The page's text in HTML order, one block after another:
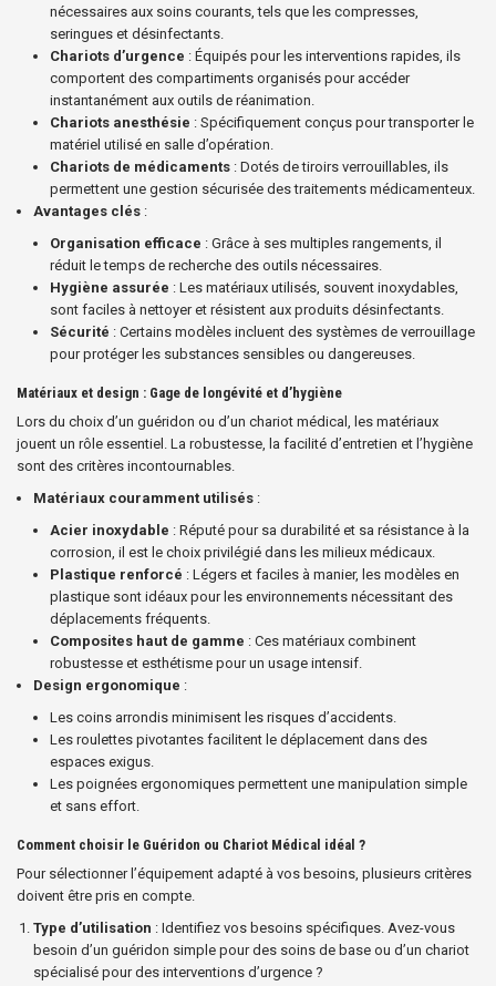
nécessaires aux soins courants, tels que les compresses,
seringues et désinfectants.
Chariots d’urgence : Équipés pour les interventions rapides, ils
comportent des compartiments organisés pour accéder
instantanément aux outils de réanimation.
Chariots anesthésie : Spécifiquement conçus pour transporter le
matériel utilisé en salle d’opération.
Chariots de médicaments : Dotés de tiroirs verrouillables, ils
permettent une gestion sécurisée des traitements médicamenteux.
Avantages clés :
Organisation efficace : Grâce à ses multiples rangements, il
réduit le temps de recherche des outils nécessaires.
Hygiène assurée : Les matériaux utilisés, souvent inoxydables,
sont faciles à nettoyer et résistent aux produits désinfectants.
Sécurité : Certains modèles incluent des systèmes de verrouillage
pour protéger les substances sensibles ou dangereuses.
Matériaux et design : Gage de longévité et d’hygiène
Lors du choix d’un guéridon ou d’un chariot médical, les matériaux
jouent un rôle essentiel. La robustesse, la facilité d’entretien et l’hygiène
sont des critères incontournables.
Matériaux couramment utilisés :
Acier inoxydable : Réputé pour sa durabilité et sa résistance à la
corrosion, il est le choix privilégié dans les milieux médicaux.
Plastique renforcé : Légers et faciles à manier, les modèles en
plastique sont idéaux pour les environnements nécessitant des
déplacements fréquents.
Composites haut de gamme : Ces matériaux combinent
robustesse et esthétisme pour un usage intensif.
Design ergonomique :
Les coins arrondis minimisent les risques d’accidents.
Les roulettes pivotantes facilitent le déplacement dans des
espaces exigus.
Les poignées ergonomiques permettent une manipulation simple
et sans effort.
Comment choisir le Guéridon ou Chariot Médical idéal ?
Pour sélectionner l’équipement adapté à vos besoins, plusieurs critères
doivent être pris en compte.
Type d’utilisation : Identifiez vos besoins spécifiques. Avez-vous
besoin d’un guéridon simple pour des soins de base ou d’un chariot
spécialisé pour des interventions d’urgence ?